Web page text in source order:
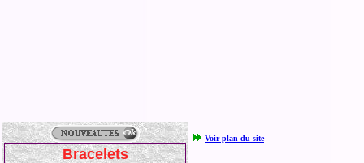
Bracelets
Voir plan du site